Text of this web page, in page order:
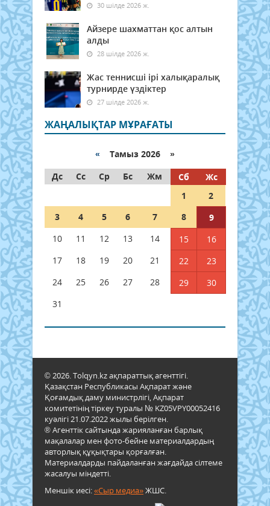
30 шілде 2026 ж.
Айзере шахматтан қос алтын
алды
28 шілде 2026 ж.
Жас теннисші ірі халықаралық
турнирде үздіктер
27 шілде 2026 ж.
ЖАҢАЛЫҚТАР МҰРАҒАТЫ
« Тамыз 2026 »
Дс
Сс Ср Бс Жм Сб
Жс
1
2
3
4 5 6 7 8
9
10
11 12 13 14 15
16
17
18 19 20 21 22
23
24
25 26 27 28 29
30
31
© 2026. Tolqyn.kz ақпараттық агенттігі.
Қазақстан Республикасы Ақпарат және
Қоғамдық даму министрлігі, Ақпарат
комитетінің тіркеу туралы № KZ05VPY00052416
куәлігі 21.07.2022 жылы берілген.
® Агенттік сайтында жарияланған барлық
мақалалар мен фото-бейне материалдардың
авторлық құқықтары қорғалған.
Материалдарды пайдаланған жағдайда сілтеме
жасалуы міндетті.
Меншік иесі:«Сыр медиа»ЖШС.